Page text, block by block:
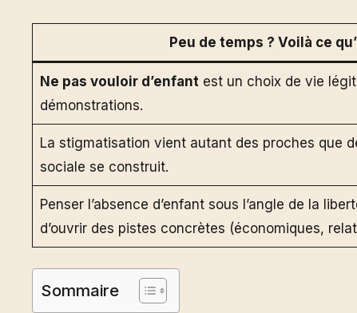
Peu de temps ? Voilà ce
Ne pas vouloir d’enfantest un choix de vie
démonstrations.
La stigmatisation vient autant des proches que
sociale se construit.
Penser l’absence d’enfant sous l’angle de la
d’ouvrir des pistes concrètes (économiques,
Sommaire